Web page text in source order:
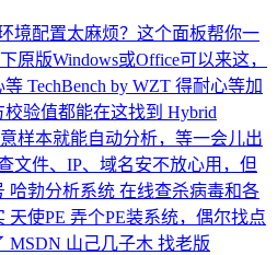
境配置太麻烦？这个面板帮你一
原版Windows或Office可以来这，
等 TechBench by WZT 得耐心等加
验值都能在这找到 Hybrid
样本就能自动分析，等一会儿出
文件、IP、域名安不放心用，但
哈勃分析系统 在线查杀病毒和各
天使PE 弄个PE装系统，偶尔找点
MSDN 山己几子木 找老版